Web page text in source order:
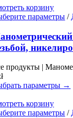
корзину
параметры
на
/
продукты |
параметры →
корзину
параметры /